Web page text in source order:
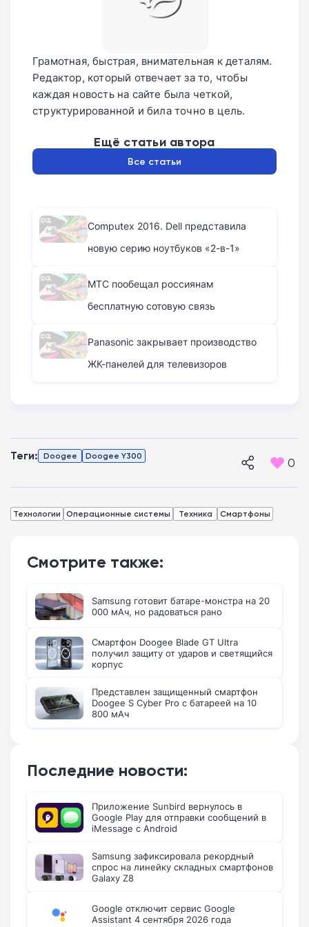
Грамотная, быстрая, внимательная к деталям.
Редактор, который отвечает за то, чтобы
каждая новость на сайте была четкой,
структурированной и била точно в цель.
Ещё статьи автора
Все статьи
Computex 2016. Dell представила
новую серию ноутбуков «2-в-1»
МТС пообещал россиянам
бесплатную сотовую связь
Panasonic закрывает производство
ЖК-панелей для телевизоров
Теги: Doogee Doogee Y300 0
Технологии Операционные системы Техника Смартфоны
Смотрите также:
Samsung готовит батаре-монстра на 20
000 мАч, но радоваться рано
Смартфон Doogee Blade GT Ultra
получил защиту от ударов и светящийся
корпус
Представлен защищенный смартфон
Doogee S Cyber Pro с батареей на 10
800 мАч
Последние новости:
Приложение Sunbird вернулось в
Google Play для отправки сообщений в
iMessage с Android
Samsung зафиксировала рекордный
спрос на линейку складных смартфонов
Galaxy Z8
Google отключит сервис Google
Assistant 4 сентября 2026 года